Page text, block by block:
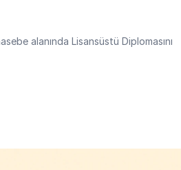
alanında Lisansüstü Diplomasını